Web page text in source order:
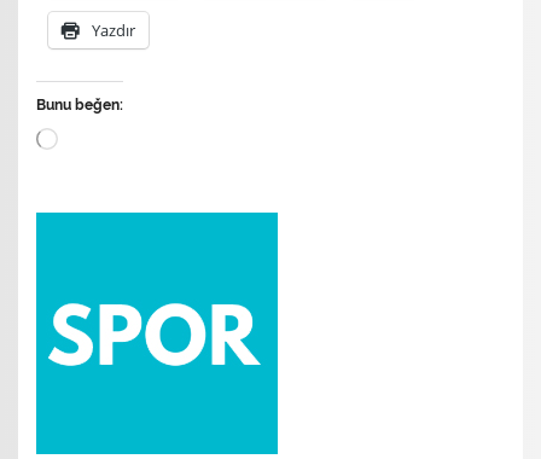
Yazdır
Bunu beğen:
Yükleniyor...